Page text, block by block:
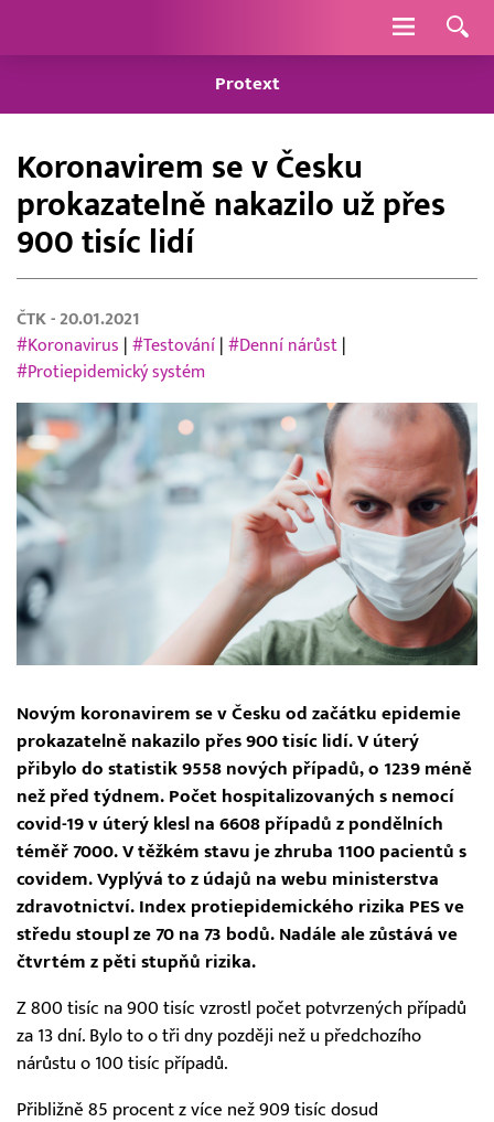
Navigace
Protext
Koronavirem se v Česku
prokazatelně nakazilo už přes
900 tisíc lidí
ČTK - 20.01.2021
#Koronavirus
#Testování #Denní nárůst
#Protiepidemický systém
Novým koronavirem se v Česku od začátku epidemie
prokazatelně nakazilo přes 900 tisíc lidí. V úterý
přibylo do statistik 9558 nových případů, o 1239 méně
než před týdnem. Počet hospitalizovaných s nemocí
covid-19 v úterý klesl na 6608 případů z pondělních
téměř 7000. V těžkém stavu je zhruba 1100 pacientů s
covidem. Vyplývá to z údajů na webu ministerstva
zdravotnictví. Index protiepidemického rizika PES ve
středu stoupl ze 70 na 73 bodů. Nadále ale zůstává ve
čtvrtém z pěti stupňů rizika.
Z 800 tisíc na 900 tisíc vzrostl počet potvrzených případů
za 13 dní. Bylo to o tři dny později než u předchozího
nárůstu o 100 tisíc případů.
Přibližně 85 procent z více než 909 tisíc dosud